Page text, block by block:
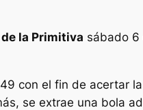
la Primitiva sábado 6
con el fin de acertar
se extrae una bola